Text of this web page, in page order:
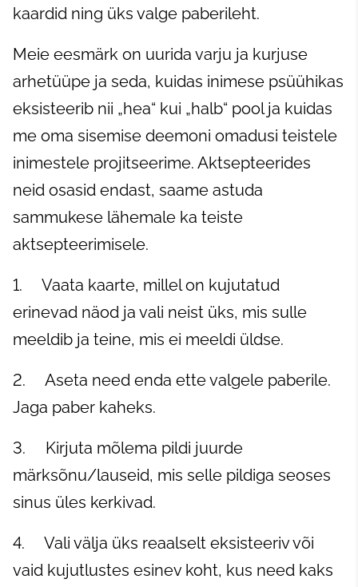
kaardid ning üks valge paberileht.
Meie eesmärk on uurida varju ja kurjuse
arhetüüpe ja seda, kuidas inimese psüühikas
eksisteerib nii „hea“ kui „halb“ pool ja kuidas
me oma sisemise deemoni omadusi teistele
inimestele projitseerime. Aktsepteerides
neid osasid endast, saame astuda
sammukese lähemale ka teiste
aktsepteerimisele.
1. Vaata kaarte, millel on kujutatud
erinevad näod ja vali neist üks, mis sulle
meeldib ja teine, mis ei meeldi üldse.
2. Aseta need enda ette valgele paberile.
Jaga paber kaheks.
3. Kirjuta mõlema pildi juurde
märksõnu/lauseid, mis selle pildiga seoses
sinus üles kerkivad.
4. Vali välja üks reaalselt eksisteeriv või
vaid kujutlustes esinev koht, kus need kaks